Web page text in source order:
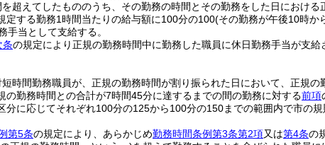
超えてしたもののうち、その勤務の時間とその勤務をした日におけ
定する勤務1時間当たりの給与額に100分の100(その勤務が午後10時か
手当として支給する。
条の規定により正規の勤務時間中に勤務した職員に休日勤務手当が支給
時間勤務職員が、正規の勤務時間が割り振られた日において、正規
の勤務時間との合計が7時間45分に達するまでの間の勤務に対する前項
分に応じてそれぞれ100分の125から100分の150までの範囲内で市の
第5条の規定により、あらかじめ勤務時間条例第3条第2項又は第4条の